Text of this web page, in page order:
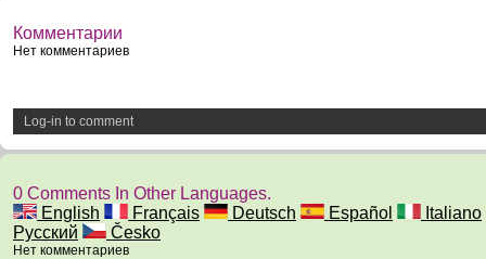
Комментарии
Нет комментариев
Log-in to comment
0 Comments In Other Languages.
English
Français Deutsch Español
Italiano
Русский
Česko
Нет комментариев